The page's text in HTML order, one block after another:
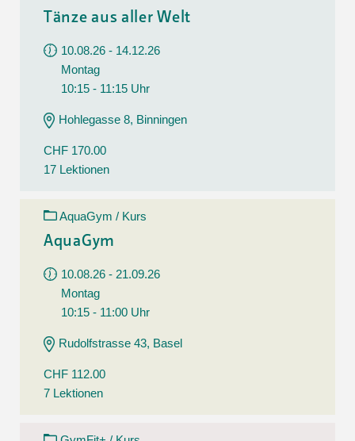
Tänze aus aller Welt
10.08.26 - 14.12.26
Montag
10:15 - 11:15 Uhr
Hohlegasse 8, Binningen
CHF 170.00
17 Lektionen
AquaGym / Kurs
AquaGym
10.08.26 - 21.09.26
Montag
10:15 - 11:00 Uhr
Rudolfstrasse 43, Basel
CHF 112.00
7 Lektionen